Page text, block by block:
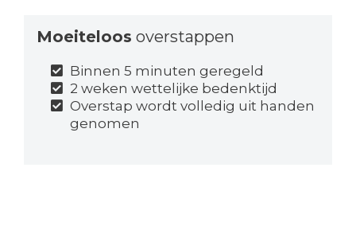
Moeiteloos overstappen
Binnen 5 minuten geregeld
2 weken wettelijke bedenktijd
Overstap wordt volledig uit handen
genomen